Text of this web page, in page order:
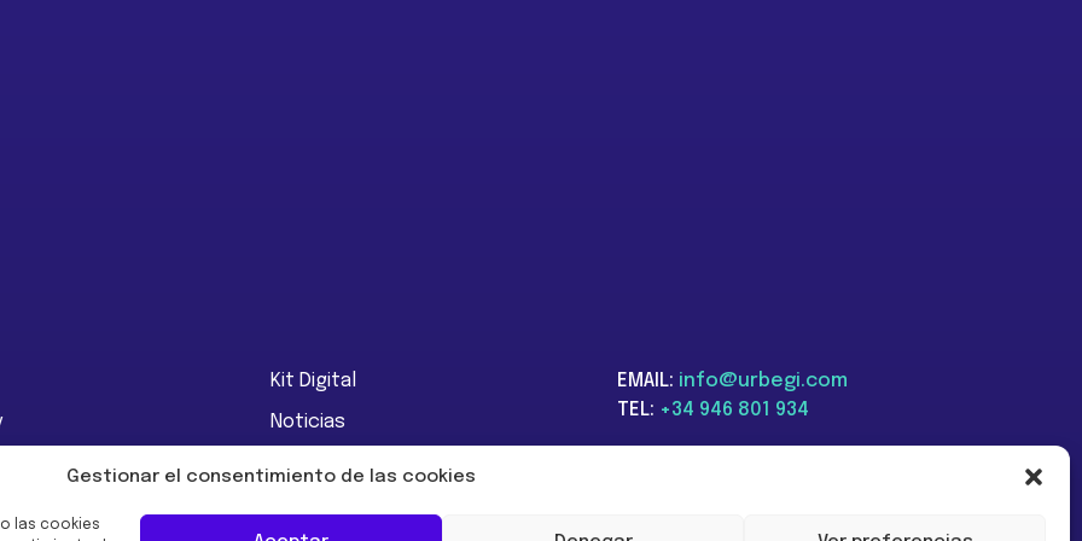
Gestionar el consentimiento de las cookies
las cookies
Kit Digital
Noticias
EMAIL: info@urbegi.com
TEL: +34 946 801 934